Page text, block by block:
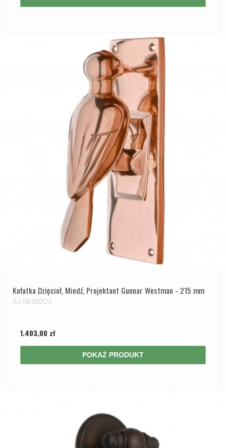
Kołatka Dzięcioł, Miedź, Projektant Gunnar Westman - 215 mm
SJ.04-002CU
1.403,00 zł
POKAŻ PRODUKT